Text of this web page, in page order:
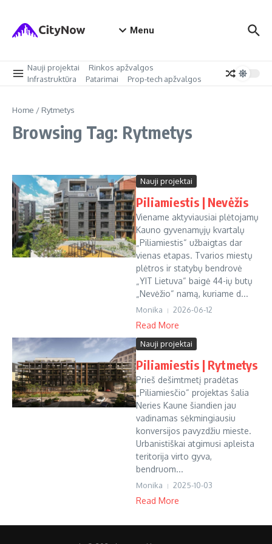
Menu
Nauji projektai
Rinkos apžvalgos
Infrastruktūra
Patarimai Prop-tech apžvalgos
Home / Rytmetys
Browsing Tag: Rytmetys
Nauji projektai
Piliamiestis | Nevėžis
Viename aktyviausiai plėtojamų
Kauno gyvenamųjų kvartalų
„Piliamiestis“ užbaigtas dar
vienas etapas. Tvarios miestų
plėtros ir statybų bendrovė
„YIT Lietuva“ baigė 44-ių butų
„Nevėžio“ namą, kuriame d...
Monika 2026-06-12
Read More
Nauji projektai
Piliamiestis | Rytmetys
Prieš dešimtmetį pradėtas
„Piliamiesčio“ projektas šalia
Neries Kaune šiandien jau
vadinamas sėkmingiausiu
konversijos pavyzdžiu mieste.
Urbanistiškai atgimusi apleista
teritorija virto gyva,
bendruom...
Monika 2025-10-03
Read More